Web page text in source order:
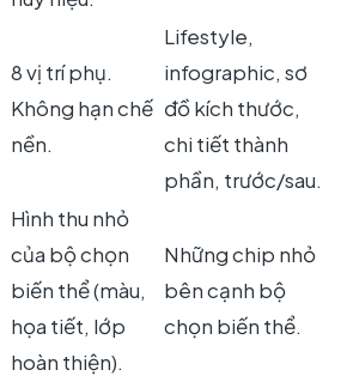
8 vị trí phụ.
Không hạn chế
nền.
Lifestyle,
infographic, sơ
đồ kích thước,
chi tiết thành
phần, trước/sau.
Hình thu nhỏ
của bộ chọn
biến thể (màu,
họa tiết, lớp
hoàn thiện).
Những chip nhỏ
bên cạnh bộ
chọn biến thể.